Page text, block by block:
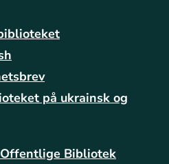
på ukrainsk og
Bibliotek